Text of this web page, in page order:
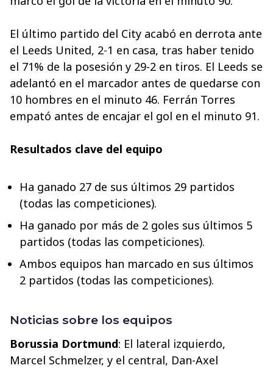
El último partido del City acabó en derrota ante
el Leeds United, 2-1 en casa, tras haber tenido
el 71% de la posesión y 29-2 en tiros. El Leeds se
adelantó en el marcador antes de quedarse con
10 hombres en el minuto 46. Ferrán Torres
empató antes de encajar el gol en el minuto 91.
Resultados clave del equipo
Ha ganado 27 de sus últimos 29 partidos
(todas las competiciones).
Ha ganado por más de 2 goles sus últimos 5
partidos (todas las competiciones).
Ambos equipos han marcado en sus últimos
2 partidos (todas las competiciones).
Noticias sobre los equipos
Borussia Dortmund: El lateral izquierdo,
Marcel Schmelzer, y el central, Dan-Axel